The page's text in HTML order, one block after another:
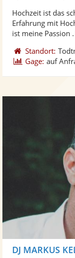
Hochzeit ist das
Erfahrung mit
ist meine Passion
Standort:
Gage: auf
DJ MARKUS